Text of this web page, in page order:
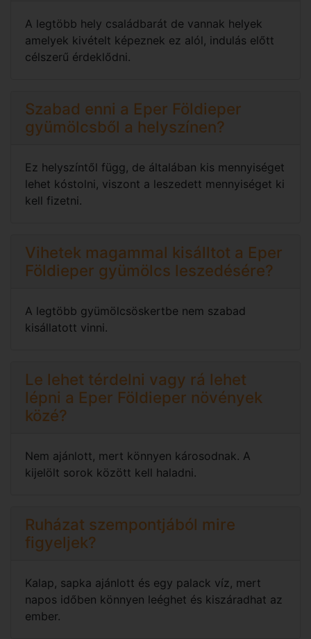
A legtöbb hely családbarát de vannak helyek
amelyek kivételt képeznek ez alól, indulás előtt
célszerű érdeklődni.
Szabad enni a Eper Földieper
gyümölcsből a helyszínen?
Ez helyszíntől függ, de általában kis mennyiséget
lehet kóstolni, viszont a leszedett mennyiséget ki
kell fizetni.
Vihetek magammal kisálltot a Eper
Földieper gyümölcs leszedésére?
A legtöbb gyümölcsöskertbe nem szabad
kisállatott vinni.
Le lehet térdelni vagy rá lehet
lépni a Eper Földieper növények
közé?
Nem ajánlott, mert könnyen károsodnak. A
kijelölt sorok között kell haladni.
Ruházat szempontjából mire
figyeljek?
Kalap, sapka ajánlott és egy palack víz, mert
napos időben könnyen leéghet és kiszáradhat az
ember.